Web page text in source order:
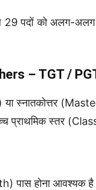
29 पदों को अलग-अलग
– TGT /
प्राथमिक स्तर
पास होना आवश्यक